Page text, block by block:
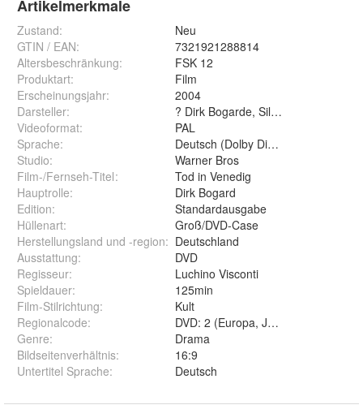
Artikelmerkmale
Zustand:
Neu
GTIN / EAN:
7321921288814
Altersbeschränkung:
FSK 12
Produktart:
Film
Erscheinungsjahr:
2004
Darsteller:
? Dirk Bogarde, Silvana Mangano,
Videoformat:
PAL
Sprache:
Deutsch (Dolby Digital Mono)
Studio:
Warner Bros
Film-/Fernseh-Titel:
Tod in Venedig
Hauptrolle:
Dirk Bogard
Edition:
Standardausgabe
Hüllenart:
Groß/DVD-Case
Herstellungsland und -region: Deutschland
Ausstattung:
DVD
Regisseur:
Luchino Visconti
Spieldauer:
125min
Film-Stilrichtung:
Kult
Regionalcode:
DVD: 2 (Europa, Japan, Naher
Genre:
Drama
Bildseitenverhältnis:
16:9
Untertitel Sprache: Deutsch